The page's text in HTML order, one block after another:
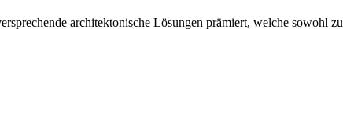
architektonische Lösungen prämiert, welche sowohl